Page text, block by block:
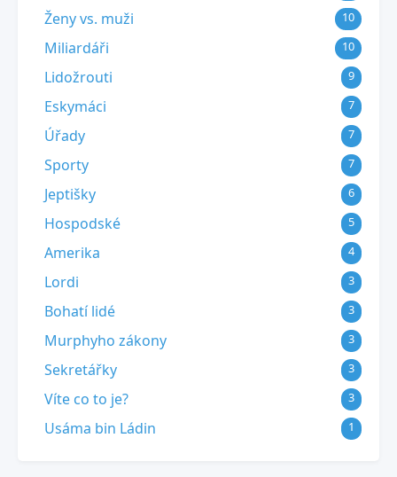
Ženy vs. muži 10
Miliardáři 10
Lidožrouti 9
Eskymáci 7
Úřady 7
Sporty 7
Jeptišky 6
Hospodské 5
Amerika 4
Lordi 3
Bohatí lidé 3
Murphyho zákony 3
Sekretářky 3
Víte co to je? 3
Usáma bin Ládin 1